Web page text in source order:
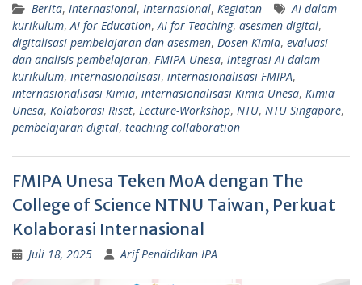
Berita, Internasional, Internasional, Kegiatan
AI dalam
kurikulum,AI for Education,AI for Teaching, asesmen digital,
digitalisasi pembelajaran dan asesmen, Dosen Kimia, evaluasi
dan analisis pembelajaran, FMIPA Unesa, integrasi AI dalam
kurikulum, internasionalisasi, internasionalisasi FMIPA,
internasionalisasi Kimia, internasionalisasi Kimia Unesa, Kimia
Unesa, Kolaborasi Riset, Lecture-Workshop, NTU, NTU Singapore,
pembelajaran digital, teaching collaboration
FMIPA Unesa Teken MoA dengan The
College of Science NTNU Taiwan, Perkuat
Kolaborasi Internasional
Juli 18, 2025 Arif Pendidikan IPA